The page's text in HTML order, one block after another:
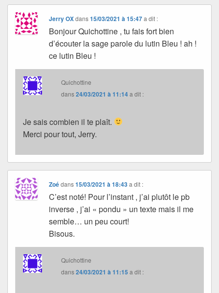
Jerry OXdans15/03/2021 à 15:47 a dit :
Bonjour Quichottine , tu fais fort bien
d’écouter la sage parole du lutin Bleu ! ah !
ce lutin Bleu !
Quichottine
dans24/03/2021 à 11:14a dit :
Je sais combien il te plaît.
Merci pour tout, Jerry.
Zoédans15/03/2021 à 18:43 a dit :
C’est noté! Pour l’instant , j’ai plutôt le pb
inverse , j’ai « pondu » un texte mais il me
semble… un peu court!
Bisous.
Quichottine
dans24/03/2021 à 11:15 a dit :